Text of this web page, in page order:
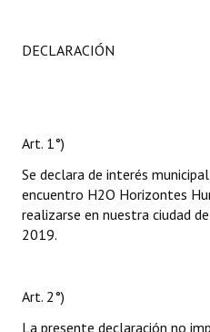
DECLARACIÓN
Art. 1°)
Se declara de interés
encuentro H2O Horizontes
realizarse en nuestra ciudad
2019.
Art. 2°)
La presente declaración no